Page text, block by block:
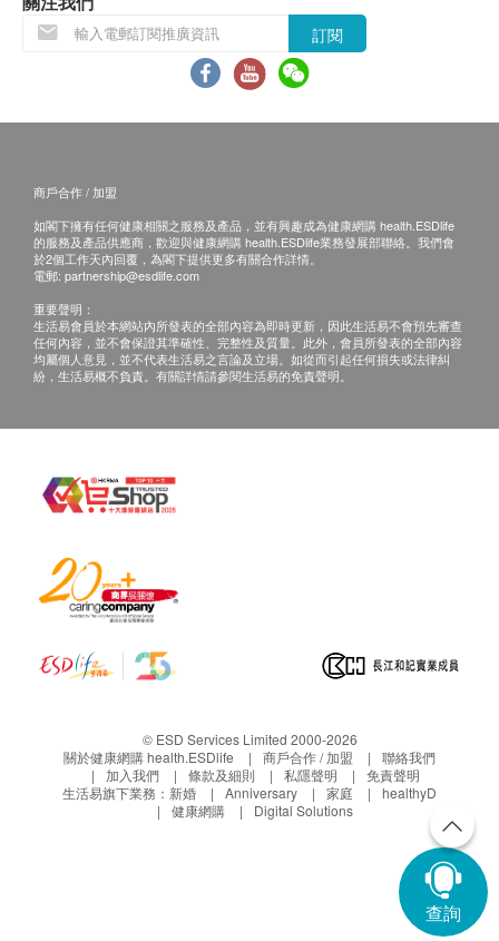
訂閱
商戶合作 / 加盟
如閣下擁有任何健康相關之服務及產品，並有興趣成為健康網購 health.ESDlife
的服務及產品供應商，歡迎與健康網購 health.ESDlife業務發展部聯絡。我們會
於2個工作天內回覆，為閣下提供更多有關合作詳情。
電郵: partnership@esdlife.com
重要聲明：
生活易會員於本網站內所發表的全部內容為即時更新，因此生活易不會預先審查
任何內容，並不會保證其準確性、完整性及質量。此外，會員所發表的全部內容
均屬個人意見，並不代表生活易之言論及立場。如從而引起任何損失或法律糾
紛，生活易概不負責。有關詳情請參閱生活易的免責聲明。
© ESD Services Limited 2000-2026
關於健康網購 health.ESDlife
商戶合作 / 加盟
聯絡我們
加入我們
條款及細則 私隱聲明
免責聲明
生活易旗下業務： 新婚 Anniversary 家庭
healthyD
健康網購
Digital Solutions
查詢